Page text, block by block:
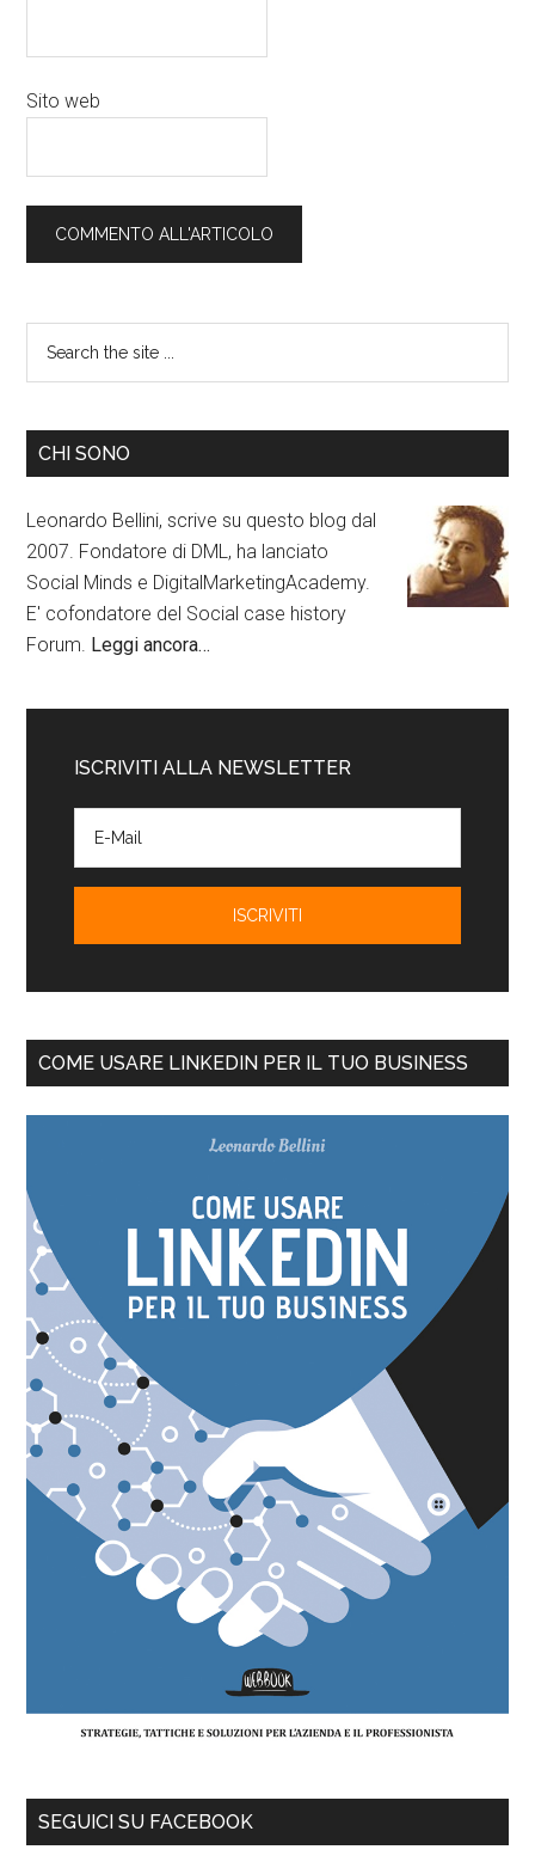
Sito web
CHI SONO
Leonardo Bellini, scrive su questo blog dal
2007. Fondatore di DML, ha lanciato
Social Minds e DigitalMarketingAcademy.
E' cofondatore del Social case history
Forum. Leggi ancora…
ISCRIVITI ALLA NEWSLETTER
COME USARE LINKEDIN PER IL TUO BUSINESS
SEGUICI SU FACEBOOK